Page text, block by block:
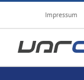
Zum
springen
Impressum